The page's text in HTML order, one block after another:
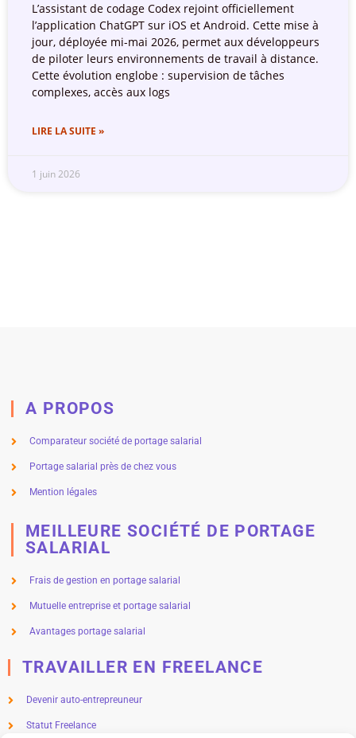
L’assistant de codage Codex rejoint officiellement
l’application ChatGPT sur iOS et Android. Cette mise à
jour, déployée mi-mai 2026, permet aux développeurs
de piloter leurs environnements de travail à distance.
Cette évolution englobe : supervision de tâches
complexes, accès aux logs
LIRE LA SUITE »
1 juin 2026
A PROPOS
Comparateur société de portage salarial
Portage salarial près de chez vous
Mention légales
MEILLEURE SOCIÉTÉ DE PORTAGE
SALARIAL
Frais de gestion en portage salarial
Mutuelle entreprise et portage salarial
Avantages portage salarial
TRAVAILLER EN FREELANCE
Devenir auto-entrepreuneur
Statut Freelance